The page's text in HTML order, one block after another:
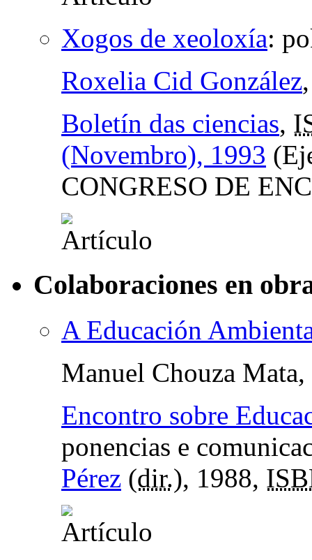
Xogos de xeoloxía:
Roxelia Cid González
Boletín das ciencias,
(Novembro), 1993
CONGRESO DE
Colaboraciones en
A Educación
Manuel Chouza Mata,
Encontro sobre
ponencias e
Pérez (dir.), 1988,